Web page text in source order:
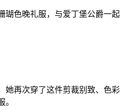
瑚色晚礼服，与爱丁堡公爵一起
她再次穿了这件剪裁别致、色彩
。